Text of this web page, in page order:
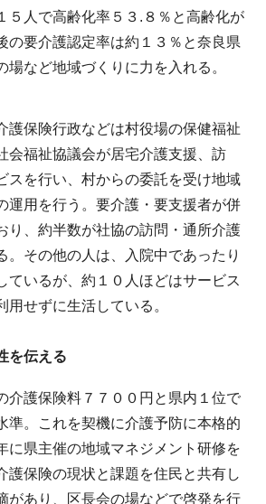
５人で高齢化率５３.８％と高齢化が
の要介護認定率は約１３％と奈良県
場など地域づくりに力を入れる。
保険行政などは村役場の保健福祉
会福祉協議会が居宅介護支援、訪
スを行い、村からの委託を受け地域
運用を行う。要介護・要支援者が併
り、約半数が社協の訪問・通所介護
。その他の人は、入院中であったり
ているが、約１０人ほどはサービス
用せずに生活している。
を伝える
護保険料７７００円と県内１位で
準。これを契機に介護予防に本格的
に県主催の地域マネジメント研修を
護保険の現状と課題を住民と共有し
があり、区長会の場などで啓発を行